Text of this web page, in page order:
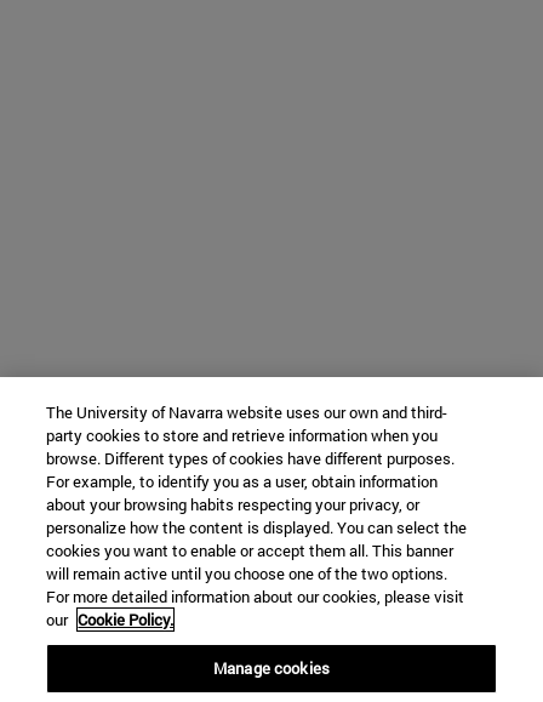
The University of Navarra website uses our own and third-
party cookies to store and retrieve information when you
browse. Different types of cookies have different purposes.
For example, to identify you as a user, obtain information
about your browsing habits respecting your privacy, or
personalize how the content is displayed. You can select the
cookies you want to enable or accept them all. This banner
will remain active until you choose one of the two options.
For more detailed information about our cookies, please visit
our Cookie Policy.
Manage cookies